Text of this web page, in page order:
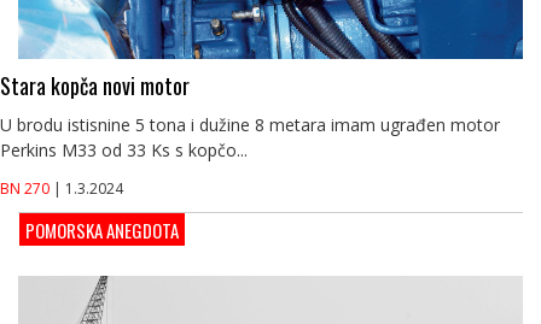
Stara kopča novi motor
U brodu istisnine 5 tona i dužine 8 metara imam ugrađen motor
Perkins M33 od 33 Ks s kopčo...
BN 270 | 1.3.2024
POMORSKA ANEGDOTA